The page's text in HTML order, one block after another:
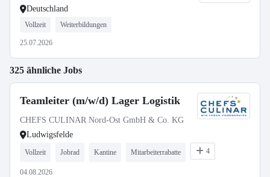
Deutschland
Vollzeit Weiterbildungen
25.07.2026
325 ähnliche Jobs
Teamleiter (m/w/d) Lager Logistik
CHEFS CULINAR Nord-Ost GmbH & Co. KG
Ludwigsfelde
Vollzeit Jobrad Kantine Mitarbeiterrabatte 4
04.08.2026